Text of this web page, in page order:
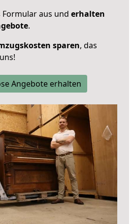
Formular aus und erhalten
.
sparen, das
Angebote erhalten